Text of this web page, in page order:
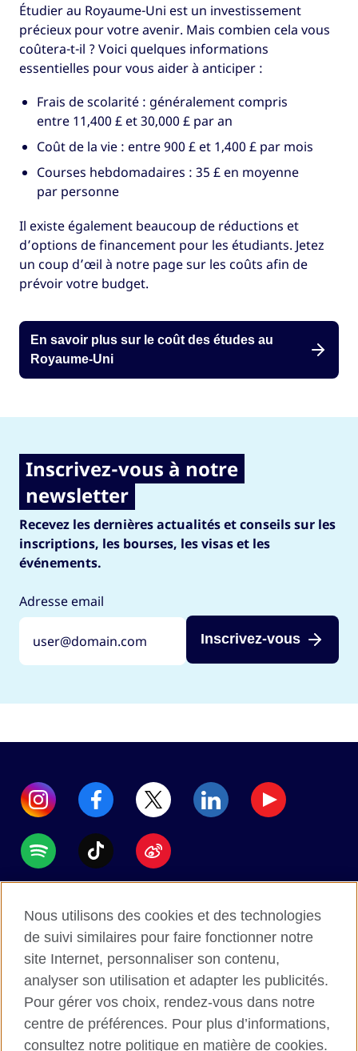
Étudier au Royaume-Uni est un investissement
précieux pour votre avenir. Mais combien cela vous
coûtera-t-il ? Voici quelques informations
essentielles pour vous aider à anticiper :
Frais de scolarité : généralement compris
entre 11,400 £ et 30,000 £ par an
Coût de la vie : entre 900 £ et 1,400 £ par mois
Courses hebdomadaires : 35 £ en moyenne
par personne
Il existe également beaucoup de réductions et
d’options de financement pour les étudiants. Jetez
un coup d’œil à notre page sur les coûts afin de
prévoir votre budget.
En savoir plus sur le coût des études au
Royaume-Uni
Inscrivez-vous à notre
newsletter
Recevez les dernières actualités et conseils sur les
inscriptions, les bourses, les visas et les
événements.
Adresse email
Inscrivez-vous
Data protection
Terms of use
Cookies
Sitemap
Nous utilisons des cookies et des technologies
de suivi similaires pour faire fonctionner notre
site Internet, personnaliser son contenu,
analyser son utilisation et adapter les publicités.
Pour gérer vos choix, rendez-vous dans notre
centre de préférences. Pour plus d’informations,
consultez notre politique en matière de cookies.